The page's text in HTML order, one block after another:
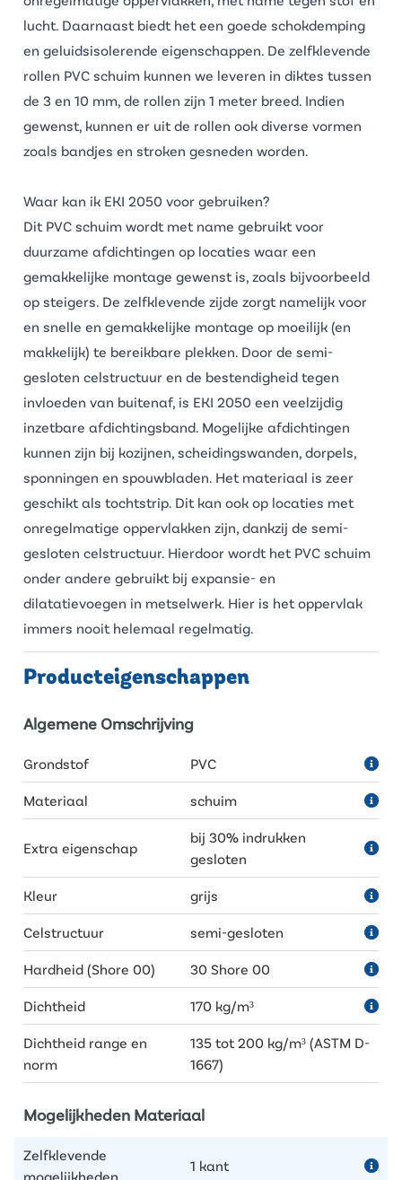
lucht. Daarnaast biedt het een goede schokdemping
en geluidsisolerende eigenschappen. De zelfklevende
rollen PVC schuim kunnen we leveren in diktes tussen
de 3 en 10 mm, de rollen zijn 1 meter breed. Indien
gewenst, kunnen er uit de rollen ook diverse vormen
zoals bandjes en stroken gesneden worden.
Waar kan ik EKI 2050 voor gebruiken?
Dit PVC schuim wordt met name gebruikt voor
duurzame afdichtingen op locaties waar een
gemakkelijke montage gewenst is, zoals bijvoorbeeld
op steigers. De zelfklevende zijde zorgt namelijk voor
en snelle en gemakkelijke montage op moeilijk (en
makkelijk) te bereikbare plekken. Door de semi-
gesloten celstructuur en de bestendigheid tegen
invloeden van buitenaf, is EKI 2050 een veelzijdig
inzetbare afdichtingsband. Mogelijke afdichtingen
kunnen zijn bij kozijnen, scheidingswanden, dorpels,
sponningen en spouwbladen. Het materiaal is zeer
geschikt als tochtstrip. Dit kan ook op locaties met
onregelmatige oppervlakken zijn, dankzij de semi-
gesloten celstructuur. Hierdoor wordt het PVC schuim
onder andere gebruikt bij expansie- en
dilatatievoegen in metselwerk. Hier is het oppervlak
immers nooit helemaal regelmatig.
Producteigenschappen
Algemene Omschrijving
Grondstof PVC
Materiaal schuim
Extra eigenschap
bij 30% indrukken
gesloten
Kleur grijs
Celstructuur semi-gesloten
Hardheid (Shore 00) 30 Shore 00
Dichtheid 170 kg/m³
Dichtheid range en
norm
135 tot 200 kg/m³ (ASTM D-
1667)
Mogelijkheden Materiaal
Zelfklevende
mogelijkheden
1 kant